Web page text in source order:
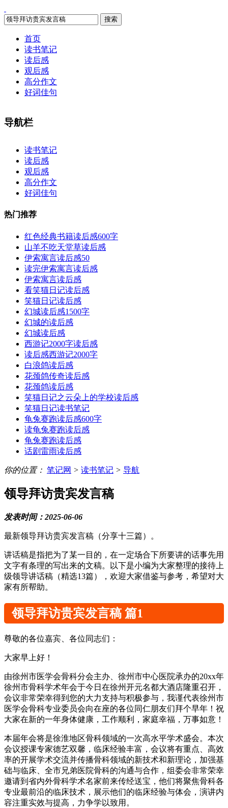
搜索
首页
读书笔记
读后感
观后感
高分作文
好词佳句
导航栏
读书笔记
读后感
观后感
高分作文
好词佳句
热门推荐
红色经典书籍读后感600字
山羊不吃天堂草读后感
伊索寓言读后感50
读完伊索寓言读后感
伊索寓言读后感
看笑猫日记读后感
笑猫日记读后感
幻城读后感1500字
幻城的读后感
幻城读后感
西游记2000字读后感
读后感西游记2000字
白浪鸽读后感
花颈鸽传奇读后感
花颈鸽读后感
笑猫日记之云朵上的学校读后感
笑猫日记读书笔记
龟兔赛跑读后感600字
读龟兔赛跑读后感
龟兔赛跑读后感
话剧雷雨读后感
你的位置： 笔记网 > 读书笔记 > 导航
领导拜访贵宾发言稿
发表时间：2025-06-06
最新领导拜访贵宾发言稿（分享十三篇）。
讲话稿是指把为了某一目的，在一定场合下所要讲的话事先用
文字有条理的写出来的文稿。以下是小编为大家整理的接待上
级领导讲话稿（精选13篇），欢迎大家借鉴与参考，希望对大
家有所帮助。
领导拜访贵宾发言稿 篇1
尊敬的各位嘉宾、各位同志们：
大家早上好！
由徐州市医学会骨科分会主办、徐州市中心医院承办的20xx年
徐州市骨科学术年会于今日在徐州开元名都大酒店隆重召开，
会议非常荣幸得到您的大力支持与积极参与，我谨代表徐州市
医学会骨科专业委员会向在座的各位同仁朋友们拜个早年！祝
大家在新的一年身体健康，工作顺利，家庭幸福，万事如意！
本届年会将是徐淮地区骨科领域的一次高水平学术盛会。本次
会议授课专家德艺双馨，临床经验丰富，会议将有重点、高效
率的开展学术交流并传播骨科领域的新技术和新理论，加强基
础与临床、全市兄弟医院骨科的沟通与合作，组委会非常荣幸
邀请到省内外骨科学术名家前来传经送宝，他们将聚焦骨科各
专业最前沿的临床技术，展示他们的临床经验与体会，演讲内
容注重实效与提高，力争学以致用。